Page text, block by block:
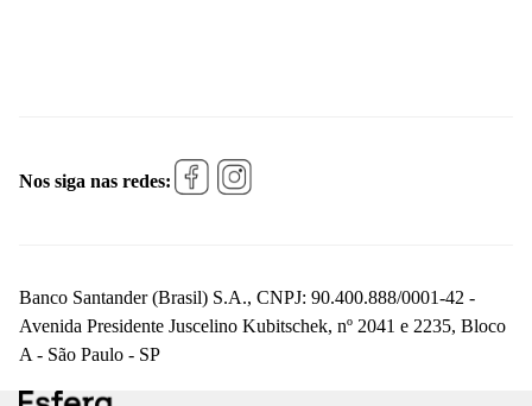
Nos siga nas redes:
Banco Santander (Brasil) S.A., CNPJ: 90.400.888/0001-42 -
Avenida Presidente Juscelino Kubitschek, nº 2041 e 2235, Bloco
A - São Paulo - SP